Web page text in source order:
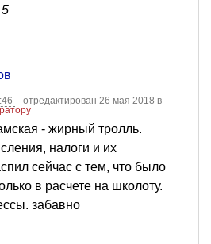
отредактирован 26 мая 2018 в
- жирный тролль.
налоги и их
сейчас с тем, что было
в расчете на школоту.
забавно